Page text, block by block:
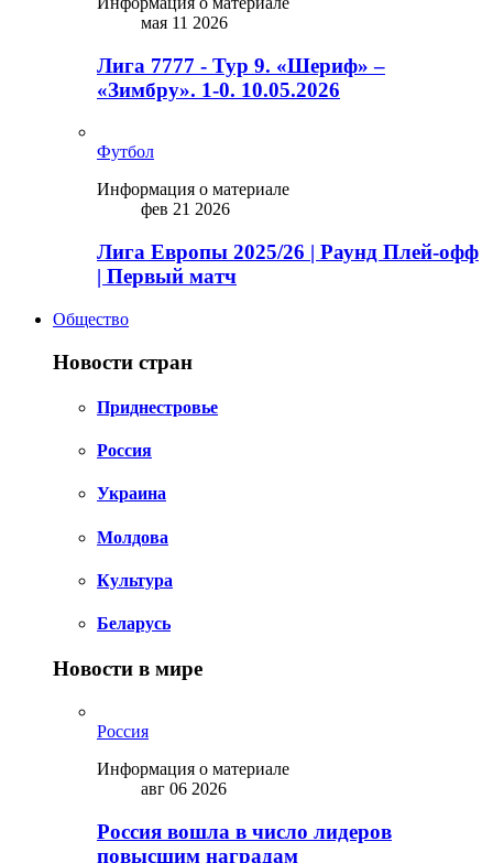
мая 11 2026
Лига 7777 - Тур 9. «Шериф» –
«Зимбру». 1-0. 10.05.2026
Футбол
Информация о материале
фев 21 2026
Лига Европы 2025/26 | Раунд Плей-офф
| Первый матч
Общество
Новости стран
Приднестровье
Россия
Украина
Молдова
Культура
Беларусь
Новости в мире
Россия
Информация о материале
авг 06 2026
Россия вошла в число лидеров
повысшим наградам